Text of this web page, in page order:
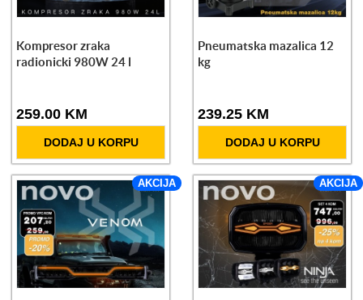
Kompresor zraka
radionicki 980W 24 l
259.00 KM
DODAJ U KORPU
Pneumatska mazalica 12
kg
239.25 KM
DODAJ U KORPU
AKCIJA AKCIJA